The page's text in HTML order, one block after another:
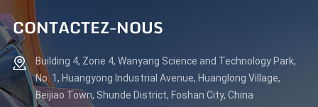
CONTACTEZ-NOUS
Building 4, Zone 4, Wanyang Science and Technology Park,
No. 1, Huangyong Industrial Avenue, Huanglong Village,
Beijiao Town, Shunde District, Foshan City, China